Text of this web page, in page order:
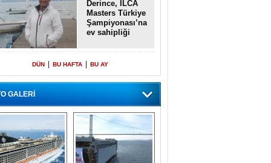
Derince, ILCA
Masters Türkiye
Şampiyonası’na
ev sahipliği
DÜN BU HAFTA BU AY
GALERİ